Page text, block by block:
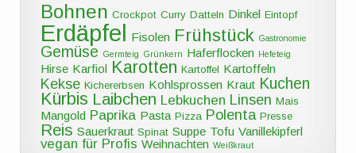
Bohnen Crockpot Curry Datteln Dinkel Eintopf
Erdäpfel Fisolen Frühstück Gastronomie
Gemüse Germteig Grünkern Haferflocken Hefeteig
Hirse Karfiol Karotten Kartoffel Kartoffeln
Kekse Kichererbsen Kohlsprossen Kraut Kuchen
Kürbis Laibchen Lebkuchen Linsen Mais
Mangold Paprika Pasta Pizza Polenta Presse
Reis Sauerkraut Spinat Suppe Tofu Vanillekipferl
vegan für Profis Weihnachten Weißkraut